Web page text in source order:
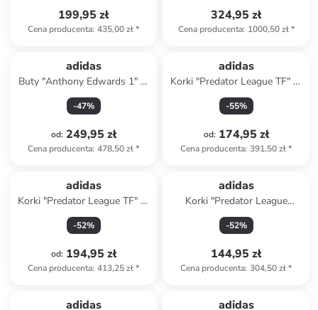
199,95 zł
Cena producenta: 435,00 zł*
324,95 zł
Cena producenta: 1000,50 zł*
adidas
Buty "Anthony Edwards 1" w
kolorze jasnoróżowym do
koszykówki
-47%
od: 249,95 zł
Cena producenta: 478,50 zł*
adidas
Korki "Predator League TF" w
kolorze czarnym
-55%
od: 174,95 zł
Cena producenta: 391,50 zł*
adidas
Korki "Predator League TF" w
kolorze białym
-52%
od: 194,95 zł
Cena producenta: 413,25 zł*
adidas
Korki "Predator League
FG/MG" w kolorze żółtym
-52%
144,95 zł
Cena producenta: 304,50 zł*
adidas adidas